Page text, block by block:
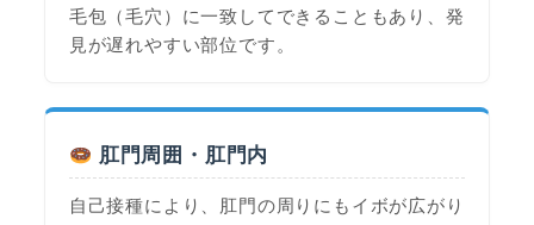
毛包（毛穴）に一致してできることもあり、発
見が遅れやすい部位です。
肛門周囲・肛門内
自己接種により、肛門の周りにもイボが広がり